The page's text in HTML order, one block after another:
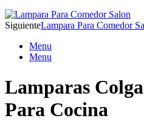
SiguienteLampara Para Comedor
Menu
Menu
Lamparas
Para Cocina